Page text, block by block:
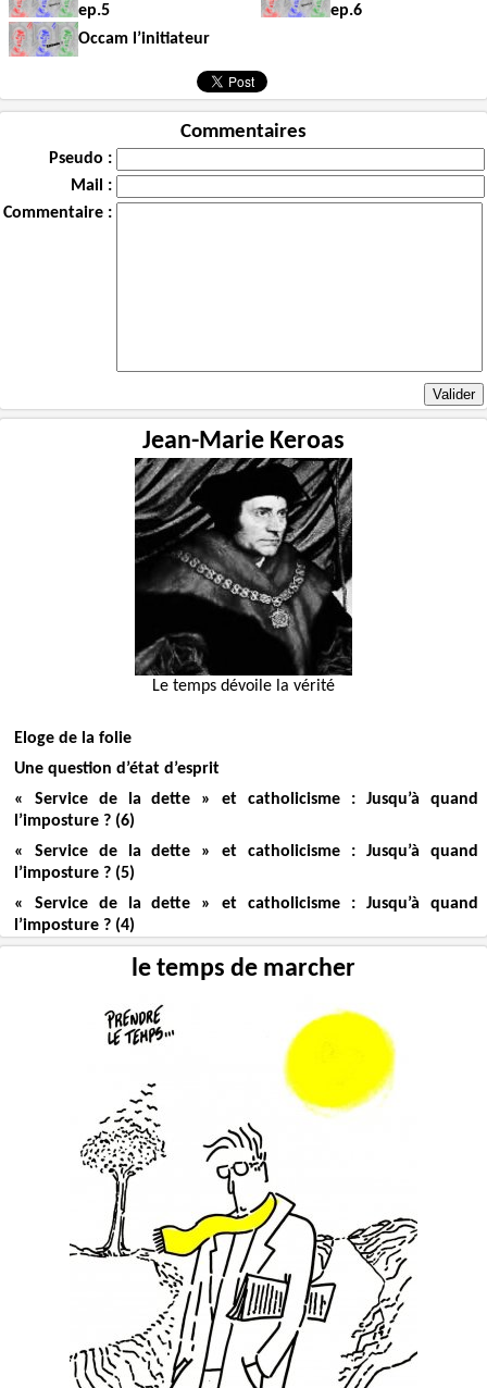
ep.5
ep.6
Occam l’initiateur
Commentaires
Pseudo :
Mail :
Commentaire :
Jean-Marie Keroas
Le temps dévoile la vérité
Eloge de la folie
Une question d’état d’esprit
« Service de la dette » et catholicisme : Jusqu’à quand
l’imposture ? (6)
« Service de la dette » et catholicisme : Jusqu’à quand
l’imposture ? (5)
« Service de la dette » et catholicisme : Jusqu’à quand
l’imposture ? (4)
le temps de marcher